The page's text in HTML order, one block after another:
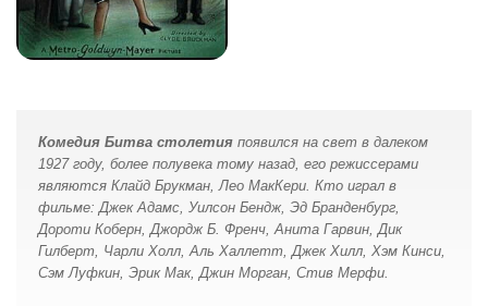
Комедия Битва столетия появился на свет в далеком
1927 году, более полувека тому назад, его режиссерами
являются Клайд Брукман, Лео МакКери. Кто играл в
фильме: Джек Адамс, Уилсон Бендж, Эд Бранденбург,
Дороти Коберн, Джордж Б. Френч, Анита Гарвин, Дик
Гилберт, Чарли Холл, Аль Халлетт, Джек Хилл, Хэм Кинси,
Сэм Луфкин, Эрик Мак, Джин Морган, Стив Мерфи.